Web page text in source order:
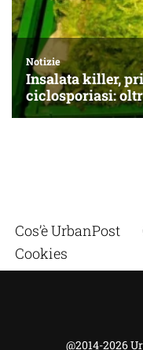
Cos’è UrbanPost
Cookies
@2014-2026